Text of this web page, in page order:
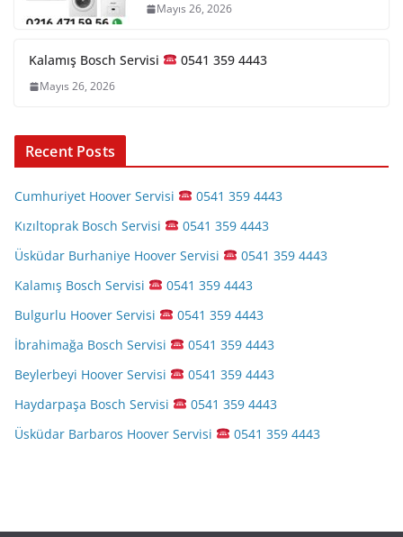
Mayıs 26, 2026
Kalamış Bosch Servisi 0541 359 4443
Mayıs 26, 2026
Recent Posts
Cumhuriyet Hoover Servisi
0541 359 4443
Kızıltoprak Bosch Servisi
0541 359 4443
Üsküdar Burhaniye Hoover Servisi
0541 359 4443
Kalamış Bosch Servisi
0541 359 4443
Bulgurlu Hoover Servisi
0541 359 4443
İbrahimağa Bosch Servisi
0541 359 4443
Beylerbeyi Hoover Servisi
0541 359 4443
Haydarpaşa Bosch Servisi
0541 359 4443
Üsküdar Barbaros Hoover Servisi
0541 359 4443